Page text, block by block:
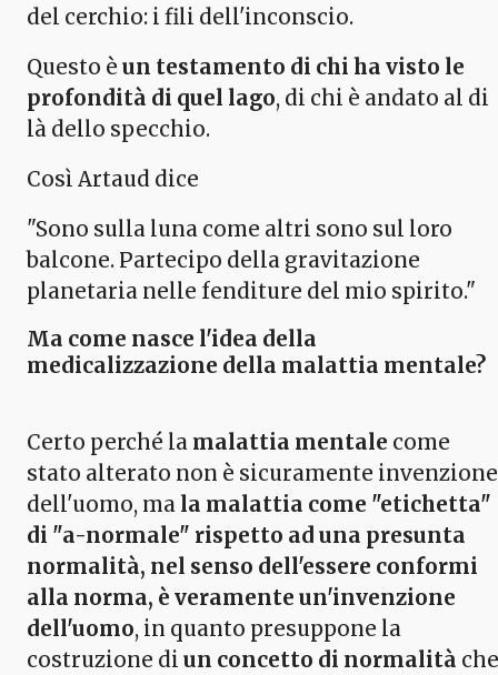
del cerchio: i fili dell'inconscio.
Questo è un testamento di chi ha visto le
profondità di quel lago, di chi è andato al di
là dello specchio.
Così Artaud dice
"Sono sulla luna come altri sono sul loro
balcone. Partecipo della gravitazione
planetaria nelle fenditure del mio spirito."
Ma come nasce l'idea della
medicalizzazione della malattia mentale?
Certo perché la malattia mentale come
stato alterato non è sicuramente invenzione
dell'uomo, ma la malattia come "etichetta"
di "a-normale" rispetto ad una presunta
normalità, nel senso dell'essere conformi
alla norma, è veramente un'invenzione
dell'uomo, in quanto presuppone la
costruzione di un concetto di normalità che